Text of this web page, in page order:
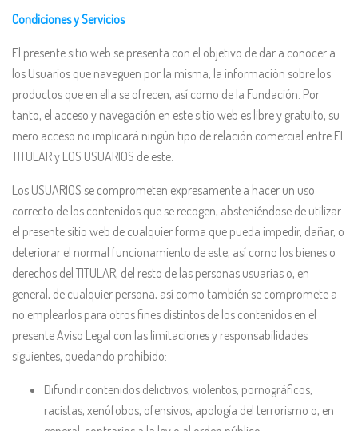
Condiciones y Servicios
El presente sitio web se presenta con el objetivo de dar a conocer a
los Usuarios que naveguen por la misma, la información sobre los
productos que en ella se ofrecen, así como de la Fundación. Por
tanto, el acceso y navegación en este sitio web es libre y gratuito, su
mero acceso no implicará ningún tipo de relación comercial entre EL
TITULAR y LOS USUARIOS de este.
Los USUARIOS se comprometen expresamente a hacer un uso
correcto de los contenidos que se recogen, absteniéndose de utilizar
el presente sitio web de cualquier forma que pueda impedir, dañar, o
deteriorar el normal funcionamiento de este, así como los bienes o
derechos del TITULAR, del resto de las personas usuarias o, en
general, de cualquier persona, así como también se compromete a
no emplearlos para otros fines distintos de los contenidos en el
presente Aviso Legal con las limitaciones y responsabilidades
siguientes, quedando prohibido:
Difundir contenidos delictivos, violentos, pornográficos,
racistas, xenófobos, ofensivos, apología del terrorismo o, en